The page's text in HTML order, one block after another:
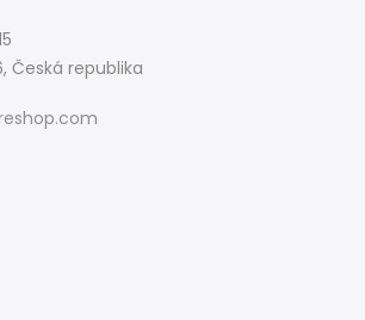
Česká republika